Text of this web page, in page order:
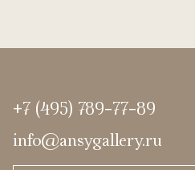
+7 (495) 789-77-89
info@ansygallery.ru